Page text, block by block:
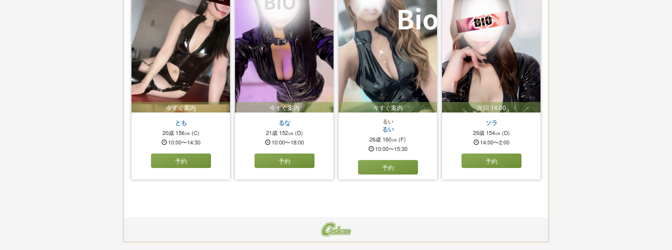
今すぐ案内
とも
20歳 156㎝ (C)
10:00〜14:30
予約
今すぐ案内
るな
21歳 152㎝ (D)
10:00〜18:00
予約
今すぐ案内
るい
るい
26歳 160㎝ (F)
10:00〜15:30
予約
次回 14:00
ソラ
29歳 154㎝ (D)
14:00〜2:00
予約